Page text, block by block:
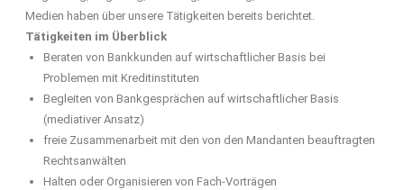
Medien haben über unsere Tätigkeiten bereits berichtet.
Tätigkeiten im Überblick
Beraten von Bankkunden auf wirtschaftlicher Basis bei
Problemen mit Kreditinstituten
Begleiten von Bankgesprächen auf wirtschaftlicher Basis
(mediativer Ansatz)
freie Zusammenarbeit mit den von den Mandanten beauftragten
Rechtsanwälten
Halten oder Organisieren von Fach-Vorträgen